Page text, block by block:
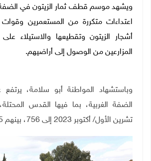
ويشهد موسم قطف ثمار الزيتون في الضفة
اعتداءات متكررة من المستعمرين وقوات
أشجار الزيتون وتقطيعها والاستيلاء
المزارعين من الوصول إلى أراضيهم.
وباستشهاد المواطنة أبو سلامة،
الضفة الغربية، بما فيها القدس
تشرين الأول/ أكتوبر 2023 إلى 756، بينهم 165 طفلًا